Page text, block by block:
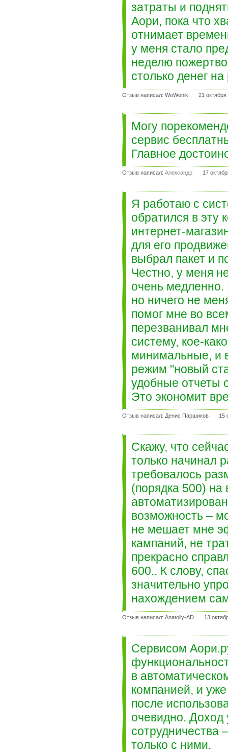
затраты и
Аори, пока что
отнимает
у меня стало
неделю
столько денег
Отзыв написал: WoWonik 21
Могу
сервис
Главное
Отзыв написал: Александр 17
Я работаю с
обратился в эту
интернет-
для его
выбрал пакет и
Честно, у меня
очень медленно.
но ничего не
помог мне во
перезванивал
систему, кое-
минимальные, и
режим "новый
удобные отчеты
Это экономит
Отзыв написал: Денис Паршиков 15
Скажу, что
только начинал
требовалось
(порядка 500)
возможность –
не мешает мне
кампаний, не
прекрасно
600.. К слову,
значительно
нахождением
Отзыв написал: Anatoliy-AD 13
Сервисом
в
компанией, и
после
очевидно. Доход
сотрудничества
только с ними.